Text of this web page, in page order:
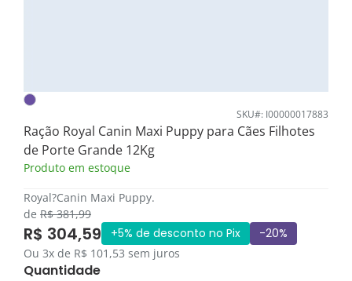
SKU#: I00000017883
Ração Royal Canin Maxi Puppy para Cães Filhotes
de Porte Grande 12Kg
Produto em estoque
Royal?Canin Maxi Puppy.
de R$ 381,99
R$ 304,59 +5% de desconto no Pix -20%
Ou 3x de R$ 101,53 sem juros
Quantidade